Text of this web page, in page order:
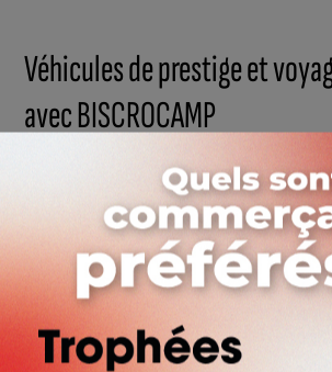
Véhicules de prestige et
avec BISCROCAMP
Parce que l’événement se veut avant
convivial, les organisateurs ont vu les
animer cette journée. En parallèle des
militaires, les amateurs de belles
admirer un rassemblement de véhicules de